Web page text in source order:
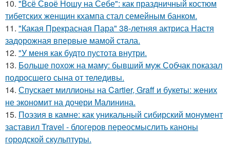
10. "Всё Своё Ношу на Себе": как праздничный костюм
тибетских женщин кхампа стал семейным банком.
11. "Какая Прекрасная Пара" 38-летняя актриса Настя
задорожная впервые мамой стала.
12. "У меня как будто пустота внутри.
13. Больше похож на маму: бывший муж Собчак показал
подросшего сына от теледивы.
14. Спускает миллионы на Cartier, Graff и букеты: жених
не экономит на дочери Малинина.
15. Поэзия в камне: как уникальный сибирский монумент
заставил Travel - блогеров переосмыслить каноны
городской скульптуры.